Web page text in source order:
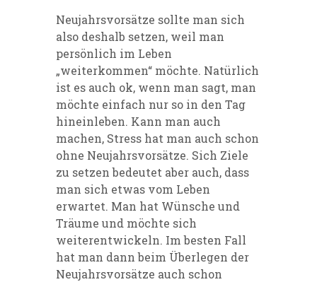
Neujahrsvorsätze sollte man sich
also deshalb setzen, weil man
persönlich im Leben
„weiterkommen“ möchte. Natürlich
ist es auch ok, wenn man sagt, man
möchte einfach nur so in den Tag
hineinleben. Kann man auch
machen, Stress hat man auch schon
ohne Neujahrsvorsätze. Sich Ziele
zu setzen bedeutet aber auch, dass
man sich etwas vom Leben
erwartet. Man hat Wünsche und
Träume und möchte sich
weiterentwickeln. Im besten Fall
hat man dann beim Überlegen der
Neujahrsvorsätze auch schon